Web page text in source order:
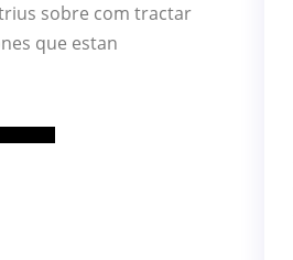
sobre com tractar
que estan